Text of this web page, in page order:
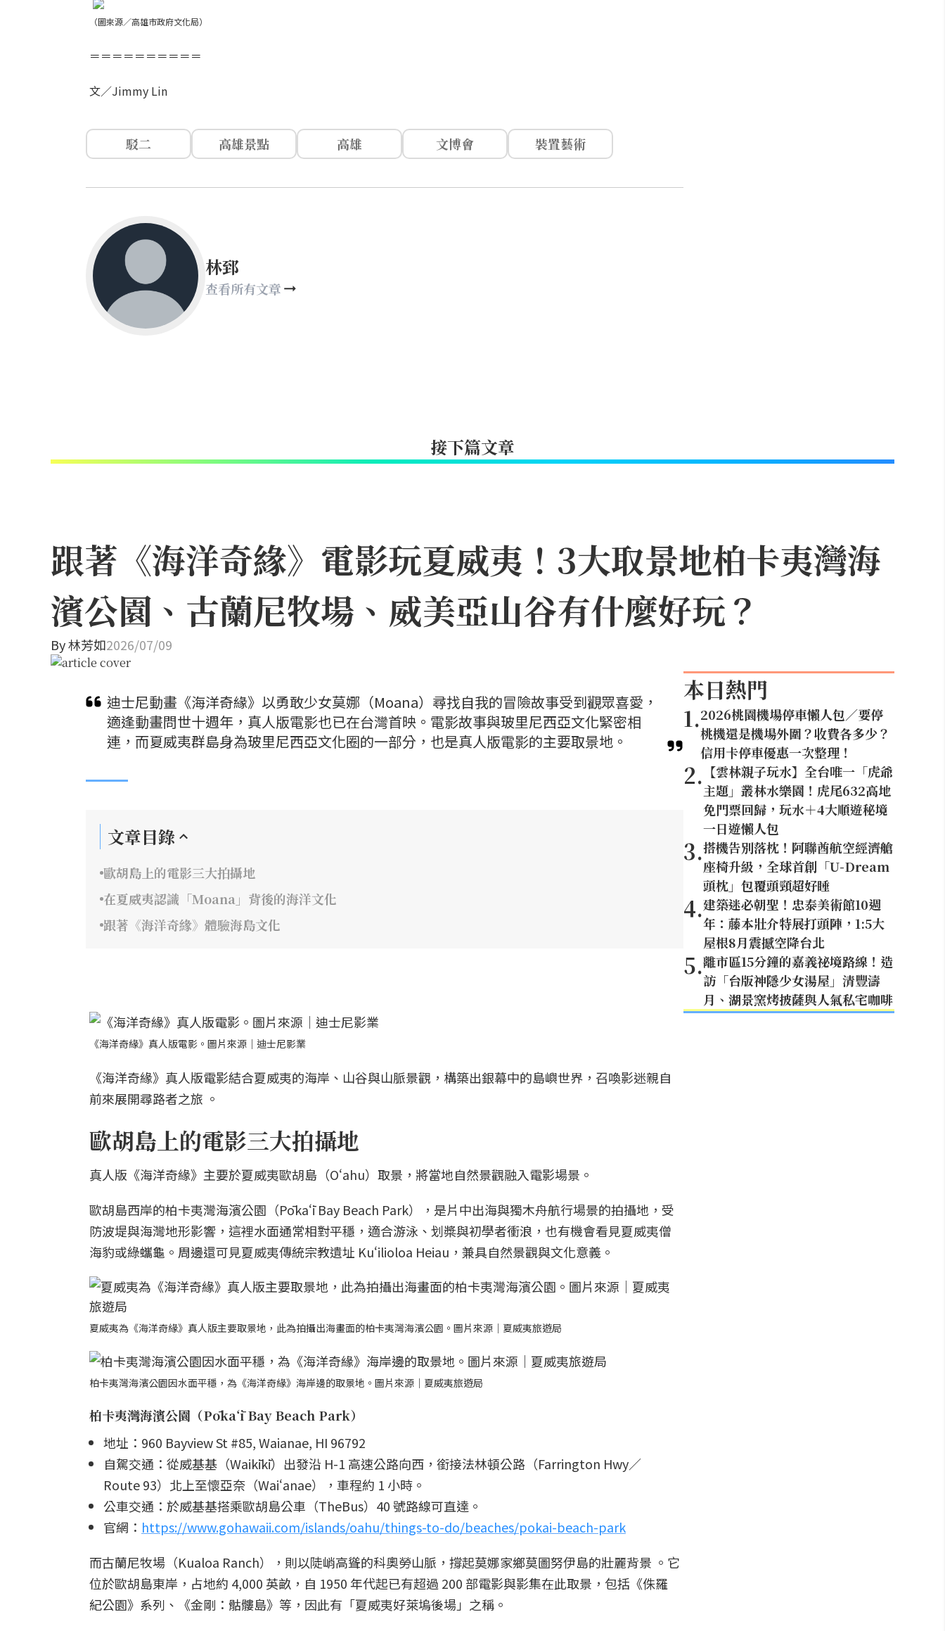
（圖來源／高雄市政府文化局）
＝＝＝＝＝＝＝＝＝＝
文／Jimmy Lin
駁二 高雄景點 高雄 文博會 裝置藝術
林郅
查看所有文章
接下篇文章
跟著《海洋奇緣》電影玩夏威夷！3大取景地柏卡夷灣海
濱公園、古蘭尼牧場、威美亞山谷有什麼好玩？
By林芳如2026/07/09
迪士尼動畫《海洋奇緣》以勇敢少女莫娜（Moana）尋找自我的冒險故事受到觀眾喜愛，
適逢動畫問世十週年，真人版電影也已在台灣首映。電影故事與玻里尼西亞文化緊密相
連，而夏威夷群島身為玻里尼西亞文化圈的一部分，也是真人版電影的主要取景地。
文章目錄
歐胡島上的電影三大拍攝地
在夏威夷認識「Moana」背後的海洋文化
跟著《海洋奇緣》體驗海島文化
《海洋奇緣》真人版電影。圖片來源｜迪士尼影業
《海洋奇緣》真人版電影結合夏威夷的海岸、山谷與山脈景觀，構築出銀幕中的島嶼世界，召喚影迷親自
前來展開尋路者之旅 。
歐胡島上的電影三大拍攝地
真人版《海洋奇緣》主要於夏威夷歐胡島（Oʻahu）取景，將當地自然景觀融入電影場景。
歐胡島西岸的柏卡夷灣海濱公園（Pōkaʻī Bay Beach Park），是片中出海與獨木舟航行場景的拍攝地，受
防波堤與海灣地形影響，這裡水面通常相對平穩，適合游泳、划槳與初學者衝浪，也有機會看見夏威夷僧
海豹或綠蠵龜。周邊還可見夏威夷傳統宗教遺址 Kuʻilioloa Heiau，兼具自然景觀與文化意義。
夏威夷為《海洋奇緣》真人版主要取景地，此為拍攝出海畫面的柏卡夷灣海濱公園。圖片來源｜夏威夷旅遊局
柏卡夷灣海濱公園因水面平穩，為《海洋奇緣》海岸邊的取景地。圖片來源｜夏威夷旅遊局
柏卡夷灣海濱公園（Pōkaʻī Bay Beach Park）
地址：960 Bayview St #85, Waianae, HI 96792
自駕交通：從威基基（Waikīkī）出發沿 H-1 高速公路向西，銜接法林頓公路（Farrington Hwy／
Route 93）北上至懷亞奈（Waiʻanae），車程約 1 小時。
公車交通：於威基基搭乘歐胡島公車（TheBus）40 號路線可直達。
官網： https://www.gohawaii.com/islands/oahu/things-to-do/beaches/pokai-beach-park
而古蘭尼牧場（Kualoa Ranch），則以陡峭高聳的科奧勞山脈，撐起莫娜家鄉莫圖努伊島的壯麗背景 。它
位於歐胡島東岸，占地約 4,000 英畝，自 1950 年代起已有超過 200 部電影與影集在此取景，包括《侏羅
紀公園》系列、《金剛：骷髏島》等，因此有「夏威夷好萊塢後場」之稱。
本日熱門
1.2026桃園機場停車懶人包／要停
桃機還是機場外圍？收費各多少？
信用卡停車優惠一次整理！
2. 【雲林親子玩水】全台唯一「虎爺
主題」叢林水樂園！虎尾632高地
免門票回歸，玩水＋4大順遊秘境
一日遊懶人包
3.搭機告別落枕！阿聯酋航空經濟艙
座椅升級，全球首創「U-Dream
頭枕」包覆頭頸超好睡
4.建築迷必朝聖！忠泰美術館10週
年：藤本壯介特展打頭陣，1:5大
屋根8月震撼空降台北
5.離市區15分鐘的嘉義祕境路線！造
訪「台版神隱少女湯屋」清豐濤
月、湖景窯烤披薩與人氣私宅咖啡